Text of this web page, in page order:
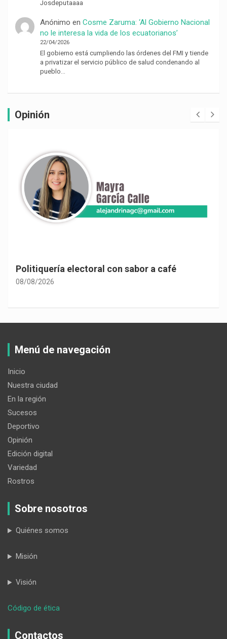
Josdeputaaaa
Anónimo en Cosme Zaruma: ‘Al Gobierno Nacional
no le interesa la vida de los ecuatorianos’
22/04/2026
El gobierno está cumpliendo las órdenes del FMI y tiende
a privatizar el servicio público de salud condenando al
pueblo…
Opinión
Politiquería electoral con sabor a café
08/08/2026
Menú de navegación
Inicio
Nuestra ciudad
En la región
Sucesos
Deportivo
Opinión
Edición digital
Variedad
Rostros
Sobre nosotros
Quiénes somos
Misión
Visión
Código de ética
Contactos